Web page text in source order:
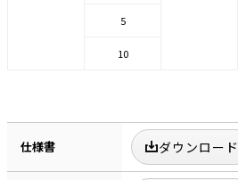
5
10
仕様書 ダウンロード